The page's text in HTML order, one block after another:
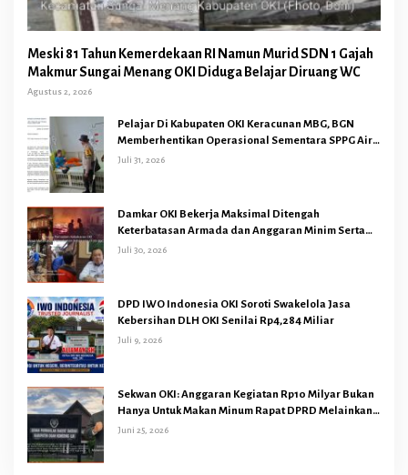
Meski 81 Tahun Kemerdekaan RI Namun Murid SDN 1 Gajah
Makmur Sungai Menang OKI Diduga Belajar Diruang WC
Agustus 2, 2026
Pelajar Di Kabupaten OKI Keracunan MBG, BGN
Memberhentikan Operasional Sementara SPPG Air
Sugihan Bandar Jaya
Juli 31, 2026
Damkar OKI Bekerja Maksimal Ditengah
Keterbatasan Armada dan Anggaran Minim Serta
Gaji Jauh Dari Harapan
Juli 30, 2026
DPD IWO Indonesia OKI Soroti Swakelola Jasa
Kebersihan DLH OKI Senilai Rp4,284 Miliar
Juli 9, 2026
Sekwan OKI: Anggaran Kegiatan Rp10 Milyar Bukan
Hanya Untuk Makan Minum Rapat DPRD Melainkan
Juga Kegiatan Reses Dapil 45 Anggota Dewan
Juni 25, 2026